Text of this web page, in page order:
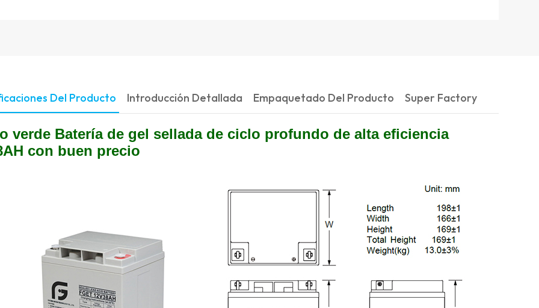
Del Producto Introducción Detallada Empaquetado Del Producto Super Factory
verde Batería de gel sellada de ciclo profundo de alta eficiencia
con buen precio